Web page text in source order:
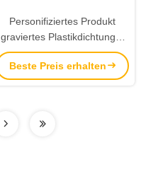
Personifiziertes Produkt
graviertes Plastikdichtungs-
Sicherheits-Umbau-
Doppeltes beendet Schnüre
Beste Preis erhalten